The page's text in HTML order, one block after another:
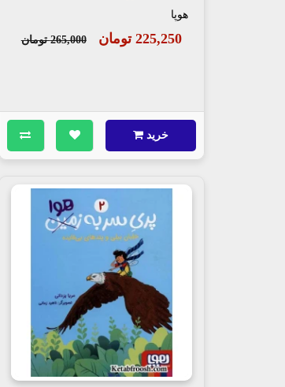
هوپا
225,250 تومان 265,000 تومان
خرید